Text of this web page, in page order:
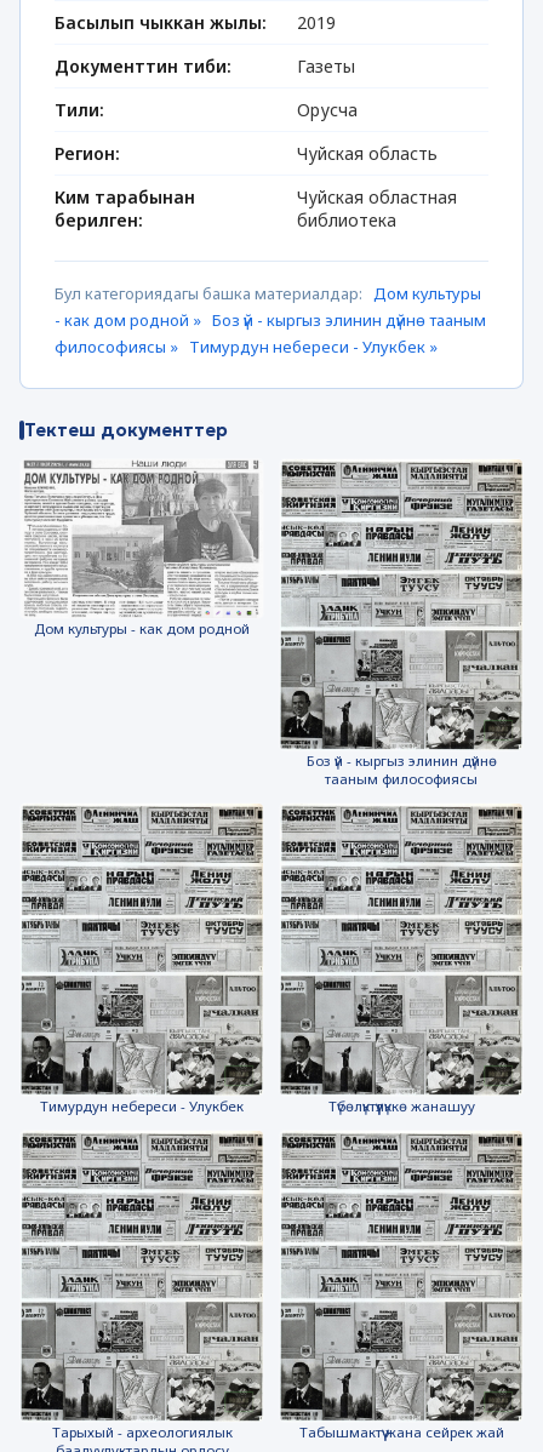
Басылып чыккан жылы:
2019
Документтин тиби:
Газеты
Тили:
Орусча
Регион:
Чуйская область
Ким тарабынан
берилген:
Чуйская областная
библиотека
Бул категориядагы башка материалдар: Дом культуры
- как дом родной » Боз үй - кыргыз элинин дүйнө тааным
философиясы » Тимурдун небереси - Улукбек »
Тектеш документтер
Дом культуры - как дом родной
Боз үй - кыргыз элинин дүйнө
тааным философиясы
Тимурдун небереси - Улукбек Түбөлүктүүлүккө жанашуу
Тарыхый - археологиялык
Табышмактүү жана сейрек жай